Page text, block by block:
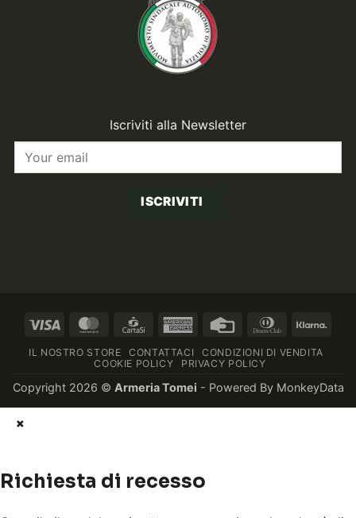
Iscriviti alla Newsletter
ISCRIVITI
Visa MasterCardCartaSi
American Credit
Dinners
IL NOSTRO STORE CONTATTACI
CONDIZIONI DI VENDITA
COOKIE POLICY
PRIVACY POLICY
Copyright 2026 © Armeria Tomei - Powered By MonkeyData
×
Richiesta di recesso